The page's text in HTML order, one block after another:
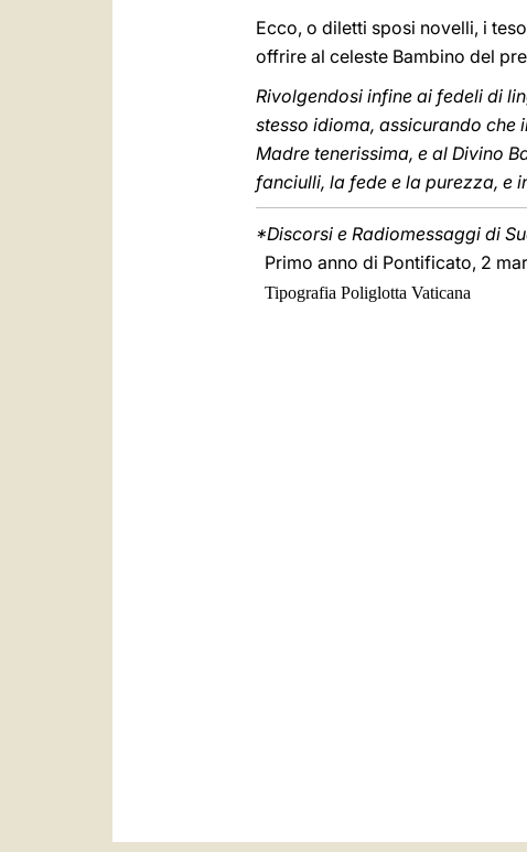
Ecco, o diletti sposi novelli, i
offrire al celeste Bambino del
Rivolgendosi infine ai fedeli di
stesso idioma, assicurando che
Madre tenerissima, e al Divino
fanciulli, la fede e la purezza, e
*Discorsi e Radiomessaggi di
Primo anno di Pontificato, 2
Tipografia Poliglotta Vaticana